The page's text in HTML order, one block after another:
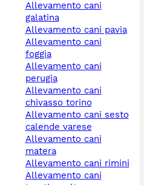
allevamento cani
galatina
allevamento cani pavia
allevamento cani
foggia
allevamento cani
perugia
allevamento cani
chivasso torino
allevamento cani sesto
calende varese
allevamento cani
matera
allevamento cani rimini
allevamento cani